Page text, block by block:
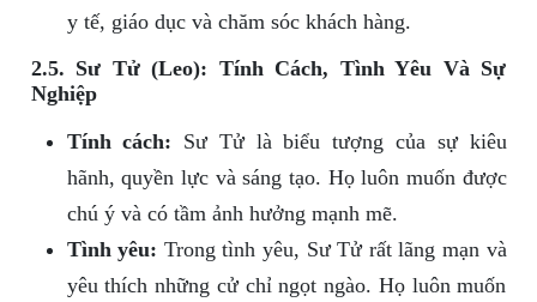
y tế, giáo dục và chăm sóc khách hàng.
2.5. Sư Tử (Leo): Tính Cách, Tình Yêu Và Sự
Nghiệp
Tính cách: Sư Tử là biểu tượng của sự kiêu
hãnh, quyền lực và sáng tạo. Họ luôn muốn được
chú ý và có tầm ảnh hưởng mạnh mẽ.
Tình yêu: Trong tình yêu, Sư Tử rất lãng mạn và
yêu thích những cử chỉ ngọt ngào. Họ luôn muốn